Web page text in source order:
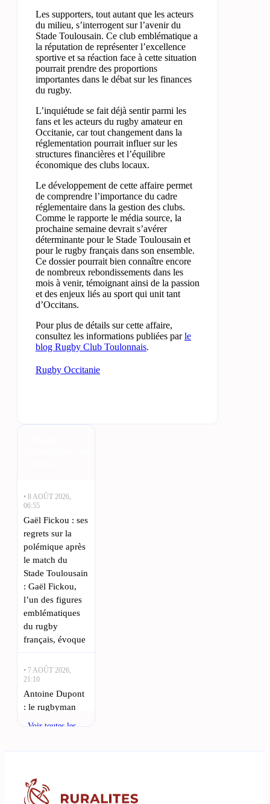
Les supporters, tout autant que les acteurs
du milieu, s’interrogent sur l’avenir du
Stade Toulousain. Ce club emblématique a
la réputation de représenter l’excellence
sportive et sa réaction face à cette situation
pourrait prendre des proportions
importantes dans le débat sur les finances
du rugby.
L’inquiétude se fait déjà sentir parmi les
fans et les acteurs du rugby amateur en
Occitanie, car tout changement dans la
réglementation pourrait influer sur les
structures financières et l’équilibre
économique des clubs locaux.
Le développement de cette affaire permet
de comprendre l’importance du cadre
réglementaire dans la gestion des clubs.
Comme le rapporte le média source, la
prochaine semaine devrait s’avérer
déterminante pour le Stade Toulousain et
pour le rugby français dans son ensemble.
Ce dossier pourrait bien connaître encore
de nombreux rebondissements dans les
mois à venir, témoignant ainsi de la passion
et des enjeux liés au sport qui unit tant
d’Occitans.
Pour plus de détails sur cette affaire,
consultez les informations publiées parle
blog Rugby Club Toulonnais.
Rugby Occitanie
• 8 AOÛT 2026,
06:55
Gaël Fickou : ses
regrets sur la
polémique après
le match du
Stade Toulousain
: Gaël Fickou,
l’un des figures
emblématiques
du rugby
français, évoque
• 7 AOÛT 2026,
21:10
Antoine Dupont
: le rugbyman
du rugby
toulousain,
Voir toutes les